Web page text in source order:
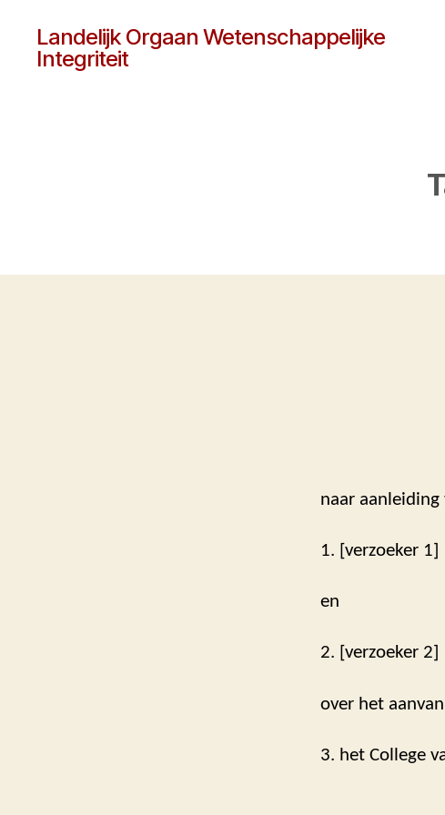
Landelijk Orgaan Wetenschappelijke
Integriteit
naar
1. [verzoeker 1]
en
2. [verzoeker 2]
over het
3. het College